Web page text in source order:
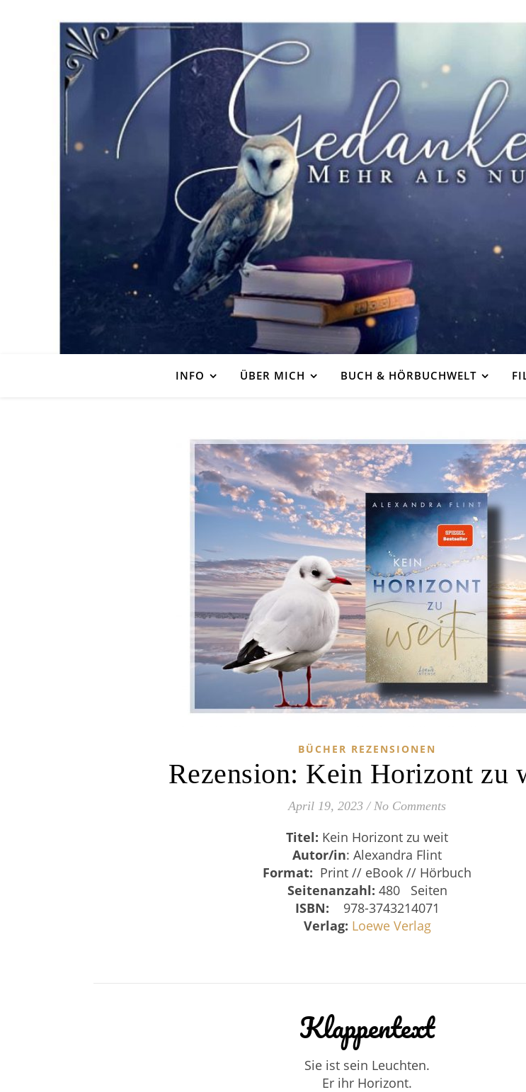
INFO ÜBER MICH BUCH & HÖRBUCHWELT
BÜCHER REZENSIONEN
Rezension: Kein Horizont zu
April 19, 2023 / No Comments
Titel: Kein Horizont zu weit
Autor/in: Alexandra Flint
Format: Print // eBook // Hörbuch
Seitenanzahl: 480 Seiten
ISBN:
‎ 978-3743214071
Verlag: Loewe Verlag
Klappentext
Sie ist sein Leuchten.
Er ihr Horizont.